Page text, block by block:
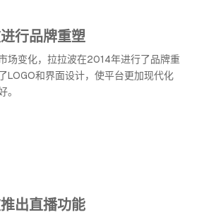
行品牌重塑
场变化，拉拉波在2014年进行了品牌重
LOGO和界面设计，使平台更加现代化
。
出直播功能